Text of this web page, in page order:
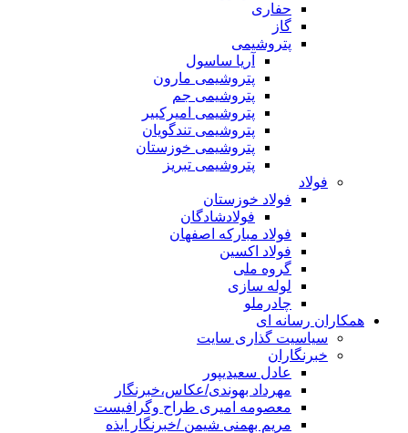
حفاری
گاز
پتروشیمی
آریا ساسول
پتروشیمی مارون
پتروشیمی جم
پتروشیمی امیرکبیر
پتروشیمی تندگویان
پتروشیمی خوزستان
پتروشیمی تبریز
فولاد
فولاد خوزستان
فولادشادگان
فولاد مبارکه اصفهان
فولاد اکسین
گروه ملی
لوله سازی
چادرملو
همکاران رسانه ای
سیاسیت گذاری سایت
خبرنگاران
عادل سعیدیپور
مهرداد بهوندی/عکاس،خبرنگار
معصومه امیری طراح وگرافیست
مریم بهمنی شیمن /خبرنگار ایذه